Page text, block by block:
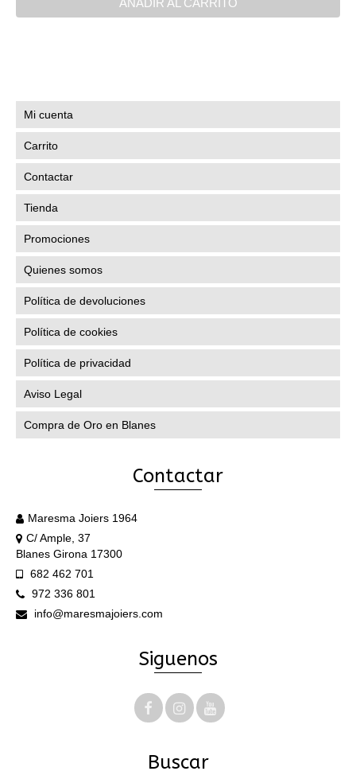
AÑADIR AL CARRITO
Mi cuenta
Carrito
Contactar
Tienda
Promociones
Quienes somos
Política de devoluciones
Política de cookies
Política de privacidad
Aviso Legal
Compra de Oro en Blanes
Contactar
Maresma Joiers 1964
C/ Ample, 37
Blanes Girona 17300
682 462 701
972 336 801
info@maresmajoiers.com
Siguenos
Buscar